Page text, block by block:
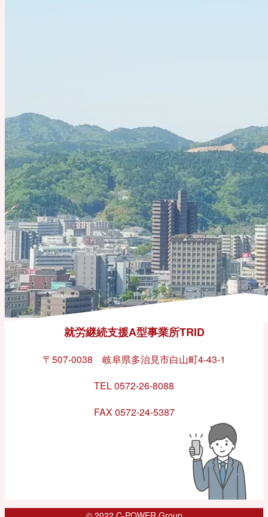
就労継続支援A型事業所TRID
〒507-0038 岐阜県多治見市白山町4-43-1
TEL 0572-26-8088
FAX 0572-24-5387